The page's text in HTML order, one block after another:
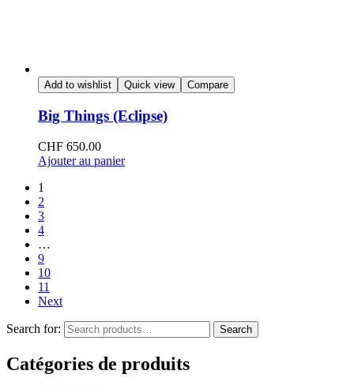
Add to wishlist Quick view Compare
Big Things (Eclipse)
CHF 650.00
Ajouter au panier
1
2
3
4
…
9
10
11
Next
Search for: Search
Catégories de produits